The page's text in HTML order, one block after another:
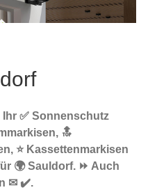
✅ Sonnenschutz
🔝
⭐ Kassettenmarkisen
🌍 Sauldorf. ⏩ Auch
✉ ✔️.